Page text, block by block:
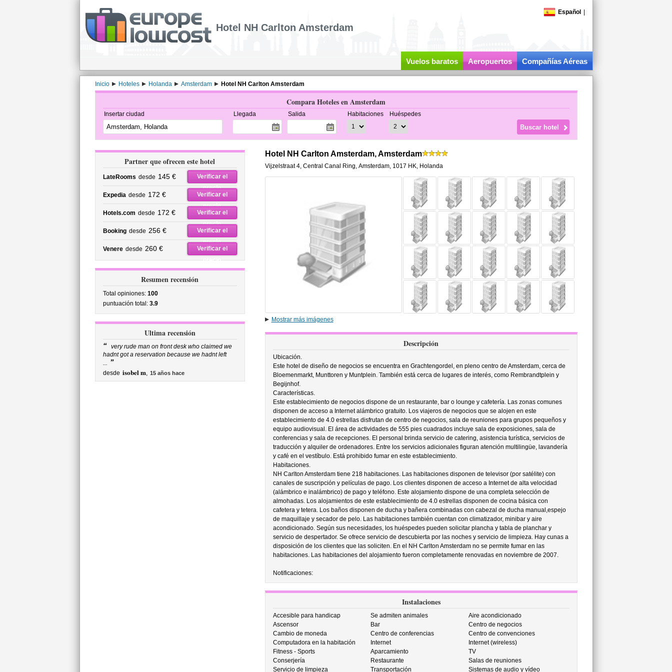
Español
Hotel NH Carlton Amsterdam
Vuelos baratos Aeropuertos Compañías Aéreas
Inicio Hoteles Holanda Amsterdam Hotel NH Carlton Amsterdam
Compara Hoteles en Amsterdam
Insertar ciudad Llegada Salida Habitaciones Huéspedes
Partner que ofrecen este hotel
LateRooms desde 145 €
Verificar el
precio
Expedia desde 172 €
Verificar el
precio
Hotels.com desde 172 €
Verificar el
precio
Booking desde 256 €
Verificar el
precio
Venere desde 260 €
Verificar el
precio
Resumen recensión
Total opiniones: 100
puntuación total: 3.9
Ultima recensión
“
very rude man on front desk who claimed we
hadnt got a reservation because we hadnt left
... ”
desde isobel m, 15 años hace
Hotel NH Carlton Amsterdam, Amsterdam
Vijzelstraat 4, Central Canal Ring, Amsterdam, 1017 HK, Holanda
Mostrar más imágenes
Descripción
Ubicación.
Este hotel de diseño de negocios se encuentra en Grachtengordel, en pleno centro de Amsterdam, cerca de
Bloemenmarkt, Munttoren y Muntplein. También está cerca de lugares de interés, como Rembrandtplein y
Begijnhof.
Características.
Este establecimiento de negocios dispone de un restaurante, bar o lounge y cafetería. Las zonas comunes
disponen de acceso a Internet alámbrico gratuito. Los viajeros de negocios que se alojen en este
establecimiento de 4.0 estrellas disfrutan de centro de negocios, sala de reuniones para grupos pequeños y
equipo audiovisual. El área de actividades de 555 pies cuadrados incluye sala de exposiciones, sala de
conferencias y sala de recepciones. El personal brinda servicio de catering, asistencia turística, servicios de
traducción y alquiler de ordenadores. Entre los servicios adicionales figuran atención multilingüe, lavandería
y café en el vestíbulo. Está prohibido fumar en este establecimiento.
Habitaciones.
NH Carlton Amsterdam tiene 218 habitaciones. Las habitaciones disponen de televisor (por satélite) con
canales de suscripción y películas de pago. Los clientes disponen de acceso a Internet de alta velocidad
(alámbrico e inalámbrico) de pago y teléfono. Este alojamiento dispone de una completa selección de
almohadas. Los alojamientos de este establecimiento de 4.0 estrellas disponen de cocina básica con
cafetera y tetera. Los baños disponen de ducha y bañera combinadas con cabezal de ducha manual,espejo
de maquillaje y secador de pelo. Las habitaciones también cuentan con climatizador, minibar y aire
acondicionado. Según sus necesidades, los huéspedes pueden solicitar plancha y tabla de planchar y
servicio de despertador. Se ofrece servicio de descubierta por las noches y servicio de limpieza. Hay cunas a
disposición de los clientes que las soliciten. En el NH Carlton Amsterdam no se permite fumar en las
habitaciones. Las habitaciones del alojamiento fueron completamente renovadas en noviembre de 2007.
Notificaciones:
Instalaciones
Accesible para handicap Se admiten animales
Aire acondicionado
Ascensor
Bar
Centro de negocios
Cambio de moneda
Centro de conferencias
Centro de convenciones
Computadora en la habitación
Internet
Internet (wireless)
Fitness - Sports
Aparcamiento
TV
Conserjería
Restaurante
Salas de reuniones
Servicio de limpieza
Transportación Sistemas de audio y vídeo